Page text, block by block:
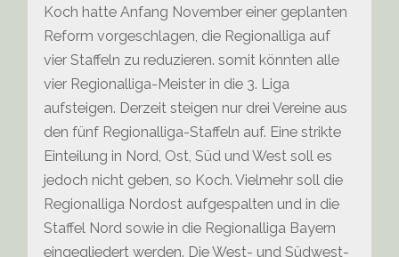
Koch hatte Anfang November einer geplanten
Reform vorgeschlagen, die Regionalliga auf
vier Staffeln zu reduzieren. somit könnten alle
vier Regionalliga-Meister in die 3. Liga
aufsteigen. Derzeit steigen nur drei Vereine aus
den fünf Regionalliga-Staffeln auf. Eine strikte
Einteilung in Nord, Ost, Süd und West soll es
jedoch nicht geben, so Koch. Vielmehr soll die
Regionalliga Nordost aufgespalten und in die
Staffel Nord sowie in die Regionalliga Bayern
eingegliedert werden. Die West- und Südwest-